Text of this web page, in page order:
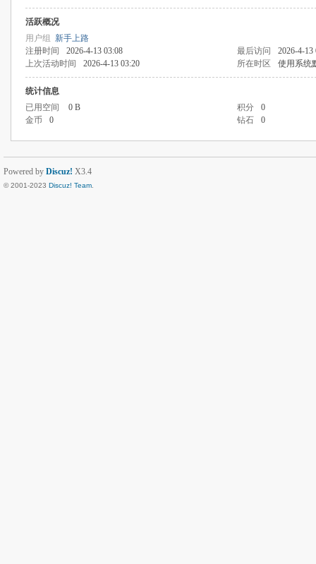
活跃概况
用户组 新手上路
注册时间
2026-4-13 03:08 最后访问
2026-4-13
上次活动时间
2026-4-13 03:20 所在时区 使用系统
统计信息
已用空间
0 B 积分
0
金币
0 钻石 0
Powered by Discuz! X3.4
© 2001-2023 Discuz! Team